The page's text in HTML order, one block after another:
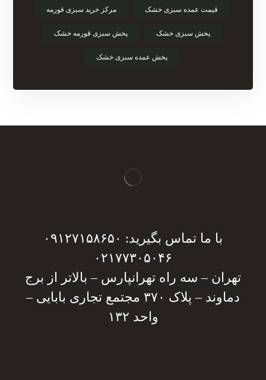
قیمت عمده سبزی خشک مرکز خرید سبزی قورمه
پخش سبزی خشک پخش سبزی قورمه خشک
پخش عمده سبزی خشک
با ما تماس بگیرید: ۰۹۱۲۷۱۵۸۶۵۰
۰۲۱۷۷۳۰۵۰۴۶
تهران – سه راه تهرانپارس – بالاتر از برج
دماوند – پلاک ۳۷۰ مجتمع تجاری بابایی –
واحد ۱۳۲